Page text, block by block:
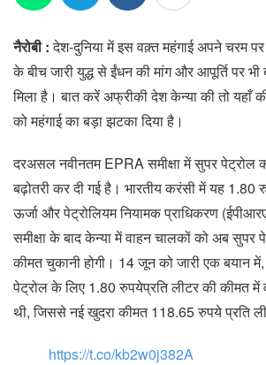
नैरोबी :देश-दुनिया में इस वक़्त महंगाई अपने चरम
के बीच जारी युद्ध से ईंधन की मांग और आपूर्ति पर
मिला है। बात करें अफ्रीकी देश केन्या की तो यहाँ
को महंगाई का बड़ा झटका दिया है।
दरअसल नवीनतम EPRA समीक्षा में सुपर पेट्रोल
बढ़ोतरी कर दी गई है। भारतीय करंसी में यह 1.80
ऊर्जा और पेट्रोलियम नियामक प्राधिकरण
समीक्षा के बाद केन्या में वाहन चालकों को अब सुपर
कीमत चुकानी होगी। 14 जून को जारी एक बयान
पेट्रोल के लिए 1.80 रुपयेप्रति लीटर की कीमत में
थी, जिससे नई खुदरा कीमत 118.65 रुपये प्रति
https://t.co/kb2w0j382A